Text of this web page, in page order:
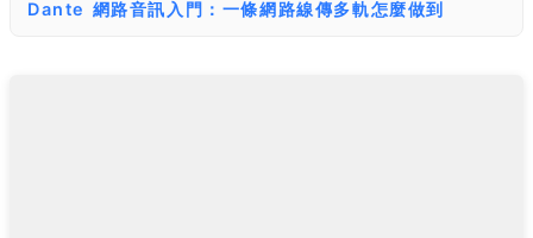
Dante 網路音訊入門：一條網路線傳多軌怎麼做到